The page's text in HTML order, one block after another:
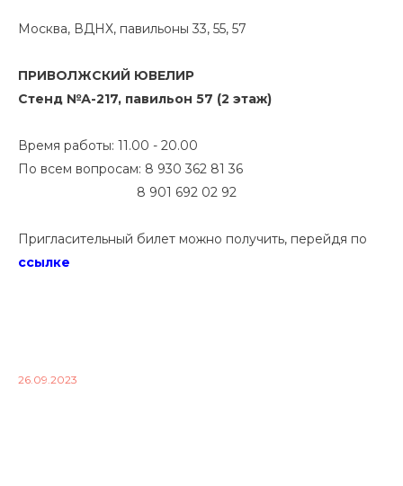
Москва, ВДНХ, павильоны 33, 55, 57
ПРИВОЛЖСКИЙ ЮВЕЛИР
Cтенд №А-217, павильон 57 (2 этаж)
Время работы: 11.00 - 20.00
По всем вопросам: 8 930 362 81 36
8 901 692 02 92
Пригласительный билет можно получить, перейдя по
ссылке
26.09.2023